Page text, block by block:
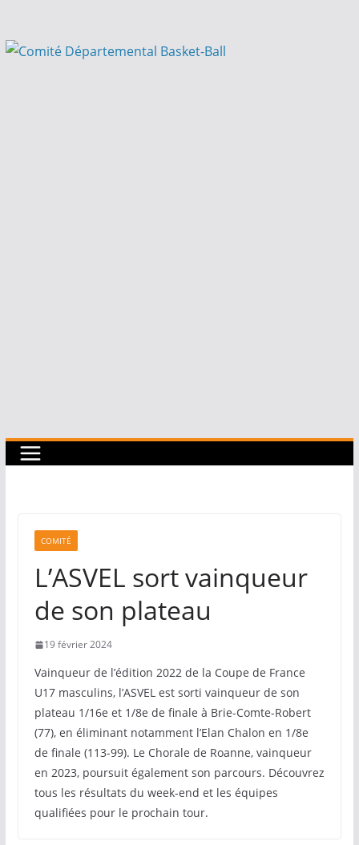
au
COMITÉ
L’ASVEL sort vainqueur
de son plateau
19 février 2024
Vainqueur de l’édition 2022 de la Coupe de France
U17 masculins, l’ASVEL est sorti vainqueur de son
plateau 1/16e et 1/8e de finale à Brie-Comte-Robert
(77), en éliminant notamment l’Elan Chalon en 1/8e
de finale (113-99). Le Chorale de Roanne, vainqueur
en 2023, poursuit également son parcours. Découvrez
tous les résultats du week-end et les équipes
qualifiées pour le prochain tour.